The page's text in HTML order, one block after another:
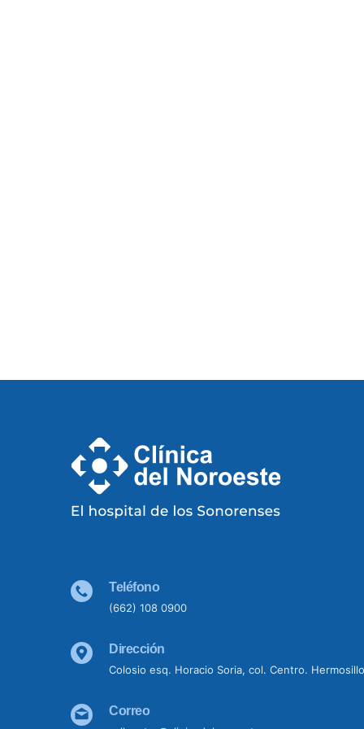
Teléfono
(662) 108 0900
Dirección
Colosio esq. Horacio Soria, col. Centro.
Correo